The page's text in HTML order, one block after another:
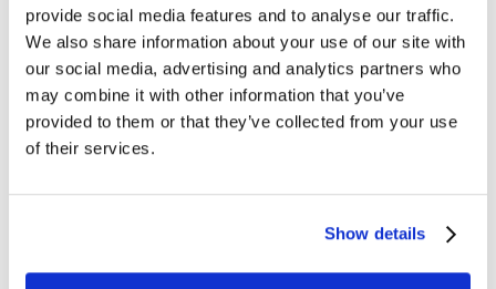
provide social media features and to analyse our traffic.
We also share information about your use of our site with
our social media, advertising and analytics partners who
may combine it with other information that you’ve
provided to them or that they’ve collected from your use
of their services.
Show details
Senior Account Executive
Vestiging : Buenos Aires, Avenida Santa Fe